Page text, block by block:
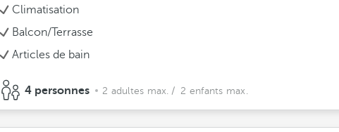
Climatisation
Balcon/Terrasse
Articles de bain
4 personnes 2 adultes max. / 2 enfants max.